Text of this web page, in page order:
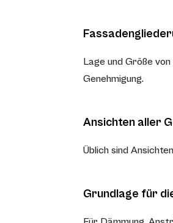
Lage und Größe
Genehmigung.
Ansichten aller
Üblich sind
Grundlage für